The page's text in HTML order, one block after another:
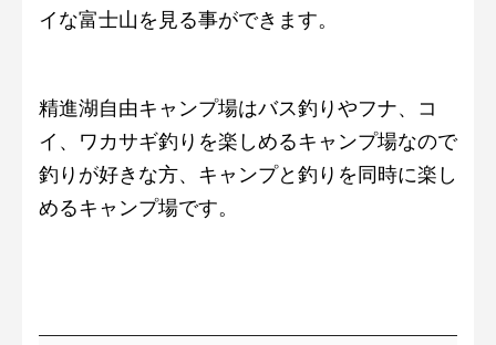
イな富士山を見る事ができます。
精進湖自由キャンプ場はバス釣りやフナ、コ
イ、ワカサギ釣りを楽しめるキャンプ場なので
釣りが好きな方、キャンプと釣りを同時に楽し
めるキャンプ場です。